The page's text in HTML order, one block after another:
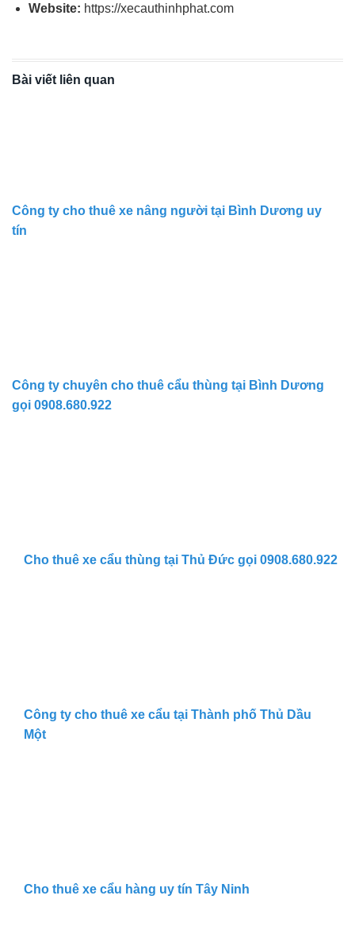
Website: https://xecauthinhphat.com
Bài viết liên quan
Công ty cho thuê xe nâng người tại Bình Dương uy
tín
Công ty chuyên cho thuê cẩu thùng tại Bình Dương
gọi 0908.680.922
Cho thuê xe cẩu thùng tại Thủ Đức gọi 0908.680.922
Công ty cho thuê xe cẩu tại Thành phố Thủ Dầu
Một
Cho thuê xe cẩu hàng uy tín Tây Ninh